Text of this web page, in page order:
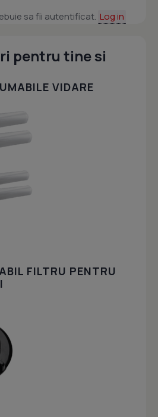
sa fii autentificat. Log in
pentru tine si
VIDARE
FILTRU PENTRU